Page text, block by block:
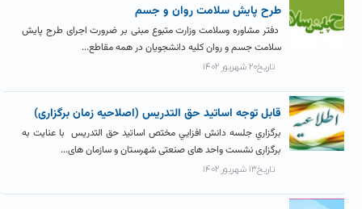
طرح پايش سلامت روان و جسم
دفتر مشاوره وسلامت وزارت متبوع مبنی بر ضرورت اجرای طرح پایش
سلامت جسم و روان کلیه دانشجویان در همه مقاطع...
تاریخ۲۰ شهریور ۱۴۰۲
قابل توجه اساتید حق التدریس (اصلاحیه زمان برگزاری)
برگزاري جلسه دانش افزايي مختص اساتيد حق التدريس با عنایت به
برگزاری نشست واحد های صنعتی شهرستان و سازمان های...
تاریخ۱۳ شهریور ۱۴۰۲